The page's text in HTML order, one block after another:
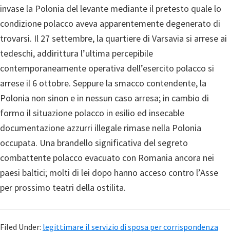
invase la Polonia del levante mediante il pretesto quale lo
condizione polacco aveva apparentemente degenerato di
trovarsi. Il 27 settembre, la quartiere di Varsavia si arrese ai
tedeschi, addirittura l’ultima percepibile
contemporaneamente operativa dell’esercito polacco si
arrese il 6 ottobre. Seppure la smacco contendente, la
Polonia non sinon e in nessun caso arresa; in cambio di
formo il situazione polacco in esilio ed insecable
documentazione azzurri illegale rimase nella Polonia
occupata. Una brandello significativa del segreto
combattente polacco evacuato con Romania ancora nei
paesi baltici; molti di lei dopo hanno acceso contro l’Asse
per prossimo teatri della ostilita.
Filed Under: legittimare il servizio di sposa per corrispondenza